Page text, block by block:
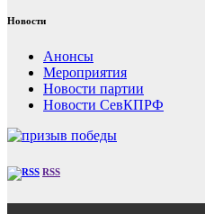
Новости
Анонсы
Мероприятия
Новости партии
Новости СевКПРФ
RSS